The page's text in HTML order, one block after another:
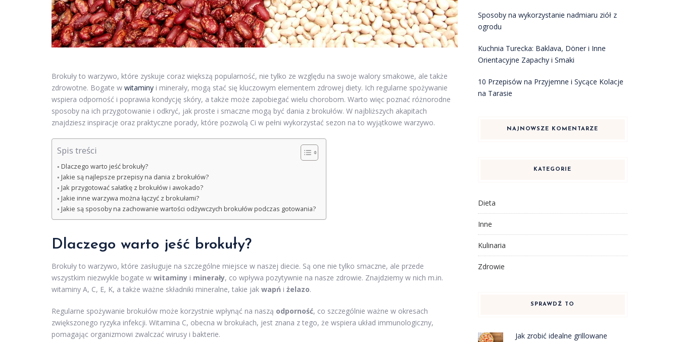
Brokuły to warzywo, które zyskuje coraz większą popularność, nie tylko ze względu na swoje walory smakowe, ale także
zdrowotne. Bogate w witaminy i minerały, mogą stać się kluczowym elementem zdrowej diety. Ich regularne spożywanie
wspiera odporność i poprawia kondycję skóry, a także może zapobiegać wielu chorobom. Warto więc poznać różnorodne
sposoby na ich przygotowanie i odkryć, jak proste i smaczne mogą być dania z brokułów. W najbliższych akapitach
znajdziesz inspiracje oraz praktyczne porady, które pozwolą Ci w pełni wykorzystać sezon na to wyjątkowe warzywo.
Spis treści
Dlaczego warto jeść brokuły?
Jakie są najlepsze przepisy na dania z brokułów?
Jak przygotować sałatkę z brokułów i awokado?
Jakie inne warzywa można łączyć z brokułami?
Jakie są sposoby na zachowanie wartości odżywczych brokułów podczas gotowania?
Dlaczego warto jeść brokuły?
Brokuły to warzywo, które zasługuje na szczególne miejsce w naszej diecie. Są one nie tylko smaczne, ale przede
wszystkim niezwykle bogate w witaminy i minerały, co wpływa pozytywnie na nasze zdrowie. Znajdziemy w nich m.in.
witaminy A, C, E, K, a także ważne składniki mineralne, takie jak wapń i żelazo.
Regularne spożywanie brokułów może korzystnie wpłynąć na naszą odporność, co szczególnie ważne w okresach
zwiększonego ryzyka infekcji. Witamina C, obecna w brokułach, jest znana z tego, że wspiera układ immunologiczny,
pomagając organizmowi zwalczać wirusy i bakterie.
Sposoby na wykorzystanie nadmiaru ziół z
ogrodu
Kuchnia Turecka: Baklava, Döner i Inne
Orientacyjne Zapachy i Smaki
10 Przepisów na Przyjemne i Sycące Kolacje
na Tarasie
NAJNOWSZE KOMENTARZE
KATEGORIE
Dieta
Inne
Kulinaria
Zdrowie
SPRAWDŹ TO
Jak zrobić idealne grillowane